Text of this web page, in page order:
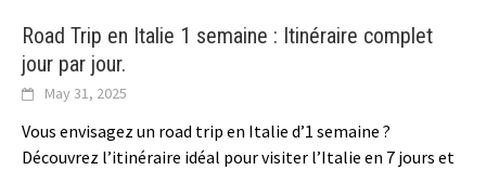
Road Trip en Italie 1 semaine : Itinéraire complet
jour par jour.
May 31, 2025
Vous envisagez un road trip en Italie d’1 semaine ?
Découvrez l’itinéraire idéal pour visiter l’Italie en 7 jours et